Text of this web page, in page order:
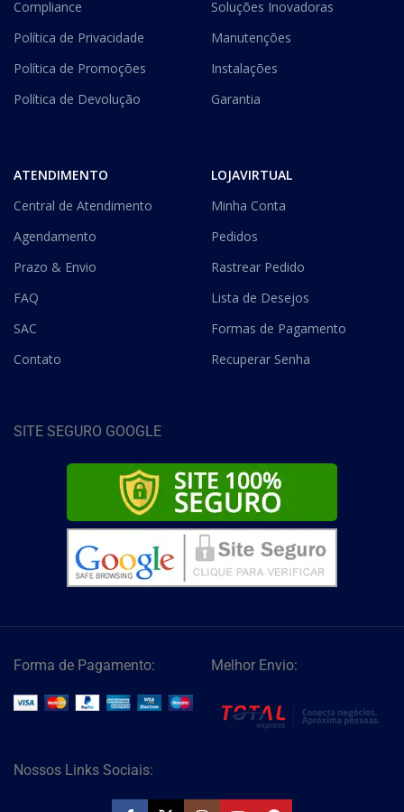
Compliance
Política de Privacidade
Política de Promoções
Política de Devolução
Soluções Inovadoras
Manutenções
Instalações
Garantia
ATENDIMENTO
Central de Atendimento
Agendamento
Prazo & Envio
FAQ
SAC
Contato
LOJAVIRTUAL
Minha Conta
Pedidos
Rastrear Pedido
Lista de Desejos
Formas de Pagamento
Recuperar Senha
SITE SEGURO GOOGLE
Forma de Pagamento: Melhor Envio:
Nossos Links Sociais: